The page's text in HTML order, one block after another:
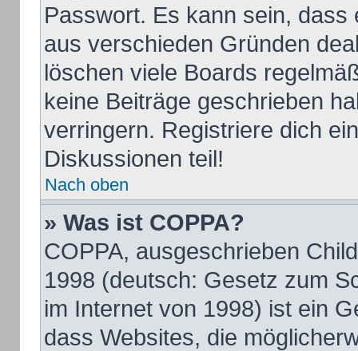
Passwort. Es kann sein,
aus verschieden Gründen
löschen viele Boards
keine Beiträge geschrieben
verringern. Registriere dich
Diskussionen teil!
Nach oben
» Was ist COPPA?
COPPA, ausgeschrieben
1998 (deutsch: Gesetz zum
im Internet von 1998) ist ein
dass Websites, die